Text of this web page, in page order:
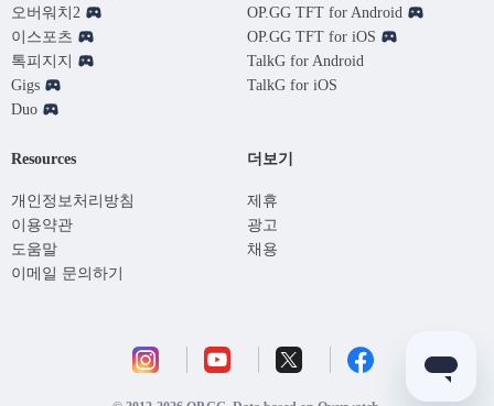
오버워치2
이스포츠
톡피지지
Gigs
Duo
OP.GG TFT for Android
OP.GG TFT for iOS
TalkG for Android
TalkG for iOS
Resources
개인정보처리방침
이용약관
도움말
이메일 문의하기
더보기
제휴
광고
채용